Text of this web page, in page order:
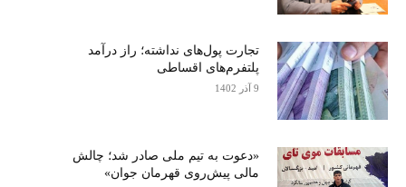
تجارت پول‌های نداشته؛ راز درآمد
پلتفرم‌های اقساطی
9 آذر 1402
«دعوت به تیم ملی صادر شد؛ چالش
مالی پیش‌روی قهرمان جوان»